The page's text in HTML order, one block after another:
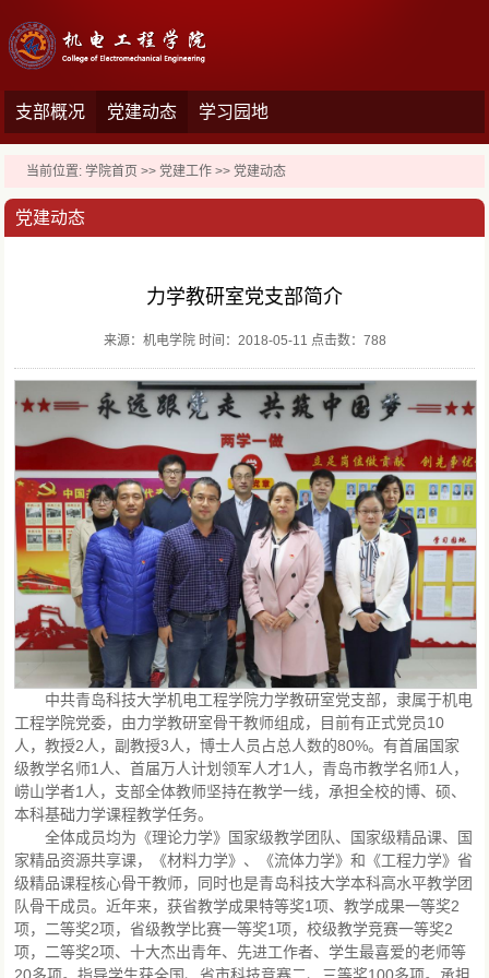
支部概况 党建动态 学习园地
当前位置:学院首页 >> 党建工作 >> 党建动态
党建动态
力学教研室党支部简介
来源：机电学院 时间：2018-05-11 点击数： 788
中共青岛科技大学机电工程学院力学教研室党支部，隶属于机电
工程学院党委，由力学教研室骨干教师组成，目前有正式党员10
人，教授2人，副教授3人，博士人员占总人数的80%。有首届国家
级教学名师1人、首届万人计划领军人才1人，青岛市教学名师1人，
崂山学者1人，支部全体教师坚持在教学一线，承担全校的博、硕、
本科基础力学课程教学任务。
全体成员均为《理论力学》国家级教学团队、国家级精品课、国
家精品资源共享课，《材料力学》、《流体力学》和《工程力学》省
级精品课程核心骨干教师，同时也是青岛科技大学本科高水平教学团
队骨干成员。近年来，获省教学成果特等奖1项、教学成果一等奖2
项，二等奖2项，省级教学比赛一等奖1项，校级教学竞赛一等奖2
项，二等奖2项、十大杰出青年、先进工作者、学生最喜爱的老师等